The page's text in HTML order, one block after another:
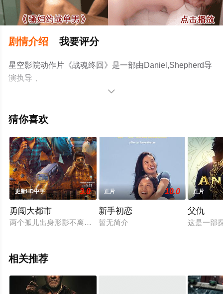
剧情介绍 我要评分
星空影院动作片《战魂终回》是一部由Daniel,Shepherd导
演执导，
Tip,Cullen,Tom,Leigh,Steven,Blades,Luke,Solomon等明星
影大全就上星空电影网，更多相关信息可移步至豆瓣电

猜你喜欢
更新HD中字 3.0
勇闯大都市
两个孤儿出身形影不离的年轻人来到大都市。他们成立了一个
正片 10.0
新手初恋
暂无简介
正片
父仇
这是一部
相关推荐